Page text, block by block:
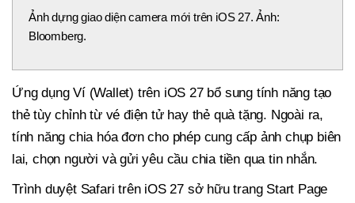
Ảnh dựng giao diện camera mới trên iOS 27. Ảnh:
Bloomberg.
Ứng dụng Ví (Wallet) trên iOS 27 bổ sung tính năng tạo
thẻ tùy chỉnh từ vé điện tử hay thẻ quà tặng. Ngoài ra,
tính năng chia hóa đơn cho phép cung cấp ảnh chụp biên
lai, chọn người và gửi yêu cầu chia tiền qua tin nhắn.
Trình duyệt Safari trên iOS 27 sở hữu trang Start Page